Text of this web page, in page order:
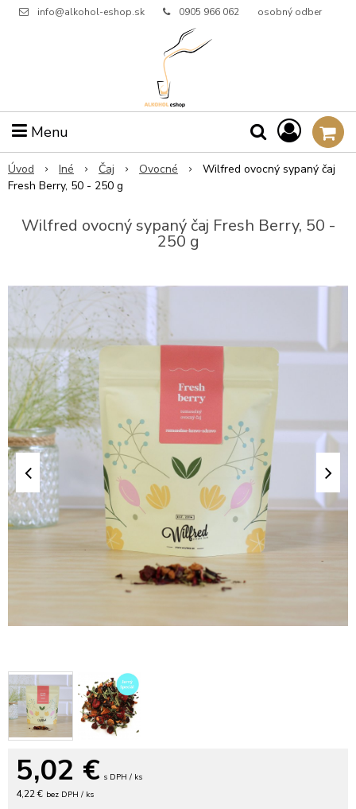
info@alkohol-eshop.sk 0905 966 062 osobný odber
Menu
Úvod Iné Čaj Ovocné
Wilfred ovocný sypaný čaj
Fresh Berry, 50 - 250 g
Wilfred ovocný sypaný čaj Fresh Berry, 50 -
250 g
5,02 € s DPH / ks
4,22 € bez DPH / ks